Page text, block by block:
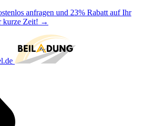
anfragen und 23% Rabatt auf Ihr
kurze Zeit! →